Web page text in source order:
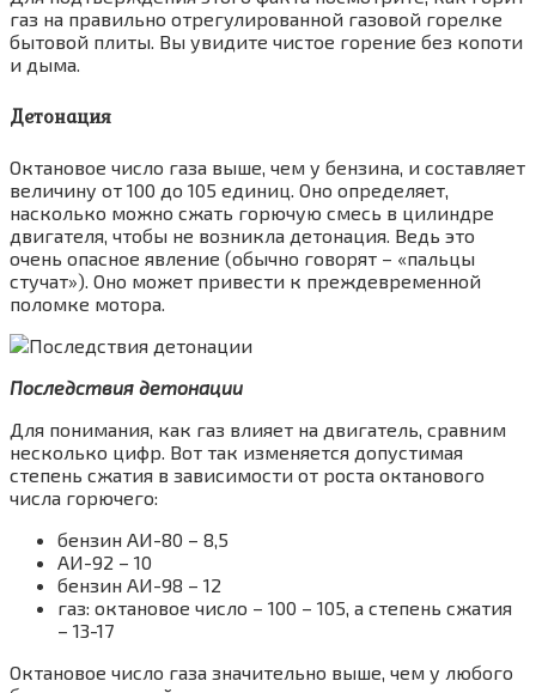
газ на правильно отрегулированной газовой горелке
бытовой плиты. Вы увидите чистое горение без копоти
и дыма.
Детонация
Октановое число газа выше, чем у бензина, и составляет
величину от 100 до 105 единиц. Оно определяет,
насколько можно сжать горючую смесь в цилиндре
двигателя, чтобы не возникла детонация. Ведь это
очень опасное явление (обычно говорят – «пальцы
стучат»). Оно может привести к преждевременной
поломке мотора.
Последствия детонации
Для понимания, как газ влияет на двигатель, сравним
несколько цифр. Вот так изменяется допустимая
степень сжатия в зависимости от роста октанового
числа горючего:
бензин АИ-80 – 8,5
АИ-92 – 10
бензин АИ-98 – 12
газ: октановое число – 100 – 105, а степень сжатия
– 13-17
Октановое число газа значительно выше, чем у любого